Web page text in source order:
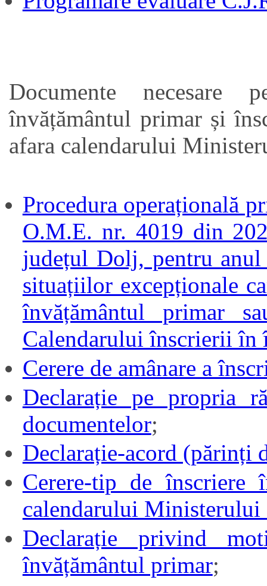
Documente necesare
învățământul primar și
afara calendarului
Procedura operațională
O.M.E. nr. 4019 din
județul Dolj, pentru
situațiilor excepționale
învățământul primar
Calendarului înscrierii în
Cerere de amânare a
Declarație pe propria
documentelor;
Declarație-acord (părinți
Cerere-tip de înscriere
calendarului Ministerului
Declarație privind
învățământul primar;